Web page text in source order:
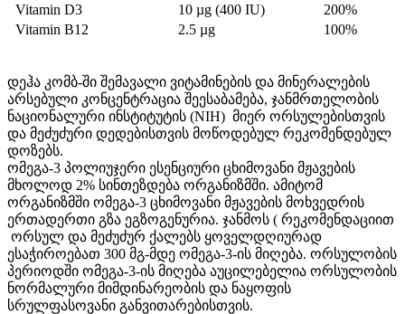
Vitamin D3
10 µg (400 IU)
200%
Vitamin B12
2.5 µg 100%
დეჰა კომბ-ში შემავალი ვიტამინების და მინერალების
არსებული კონცენტრაცია შეესაბამება, ჯანმრთელობის
ნაციონალური ინსტიტუტის (NIH) მიერ ორსულებისთვის
და მეძუძური დედებისთვის მოწოდებულ რეკომენდებულ
დოზებს.
ომეგა-3 პოლიუჯერი ესენციური ცხიმოვანი მჟავების
მხოლოდ 2% სინთეზდება ორგანიზმში. ამიტომ
ორგანიზმში ომეგა-3 ცხიმოვანი მჟავების მოხვედრის
ერთადერთი გზა ეგზოგენურია. ჯანმოს ( რეკომენდაციით
ორსულ და მეძუძურ ქალებს ყოველდღიურად
ესაჭიროებათ 300 მგ-მდე ომეგა-3-ის მიღება. ორსულობის
პერიოდში ომეგა-3-ის მიღება აუცილებელია ორსულობის
ნორმალური მიმდინარეობის და ნაყოფის
სრულფასოვანი განვითარებისთვის.